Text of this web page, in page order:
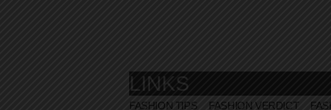
LINKS
FASHION TIPS FASHION VERDICT